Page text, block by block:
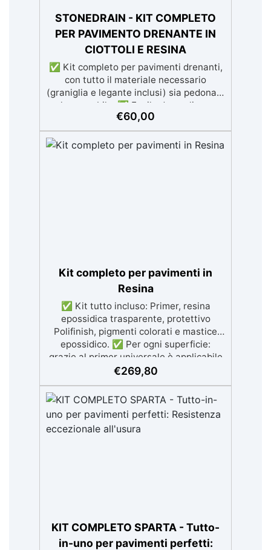
STONEDRAIN - KIT COMPLETO
PER PAVIMENTO DRENANTE IN
CIOTTOLI E RESINA
✅ Kit completo per pavimenti drenanti,
con tutto il materiale necessario
(graniglia e legante inclusi) sia pedonale
che carrabile. ✅ Facile da applicare:
istruzioni dettagliate per risultati
impeccabili, senza bisogno di
esperienza, con assistenza
all'usura e stabilità del colore negli anni
€60,00
Kit completo per pavimenti in
Resina
✅ Kit tutto incluso: Primer, resina
epossidica trasparente, protettivo
Polifinish, pigmenti colorati e mastice
epossidico. ✅ Per ogni superficie:
grazie al primer universale è applicabile
sia su calcestruzzo, piastrelle e superfici
applicare: Video Guida completa inclusa,
3 semplici passaggi, dalla preparazione
della superficie alla finitura protettiva
antigraffio. ✅ Risultati professionali:
€269,80
KIT COMPLETO SPARTA - Tutto-
in-uno per pavimenti perfetti: